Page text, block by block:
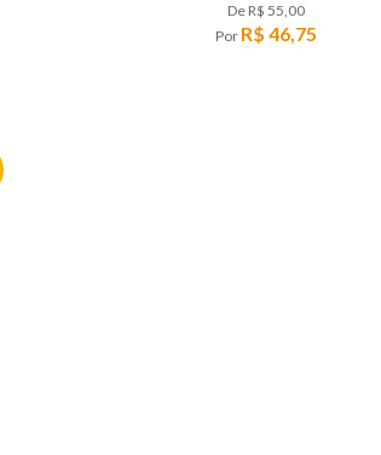
De R$ 55,00
Por R$ 46,75